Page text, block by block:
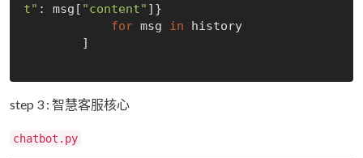
t" : msg[ "content" ]}
for msg in history
step 3 : 智慧客服核心
chatbot.py